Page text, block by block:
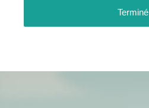
Terminé